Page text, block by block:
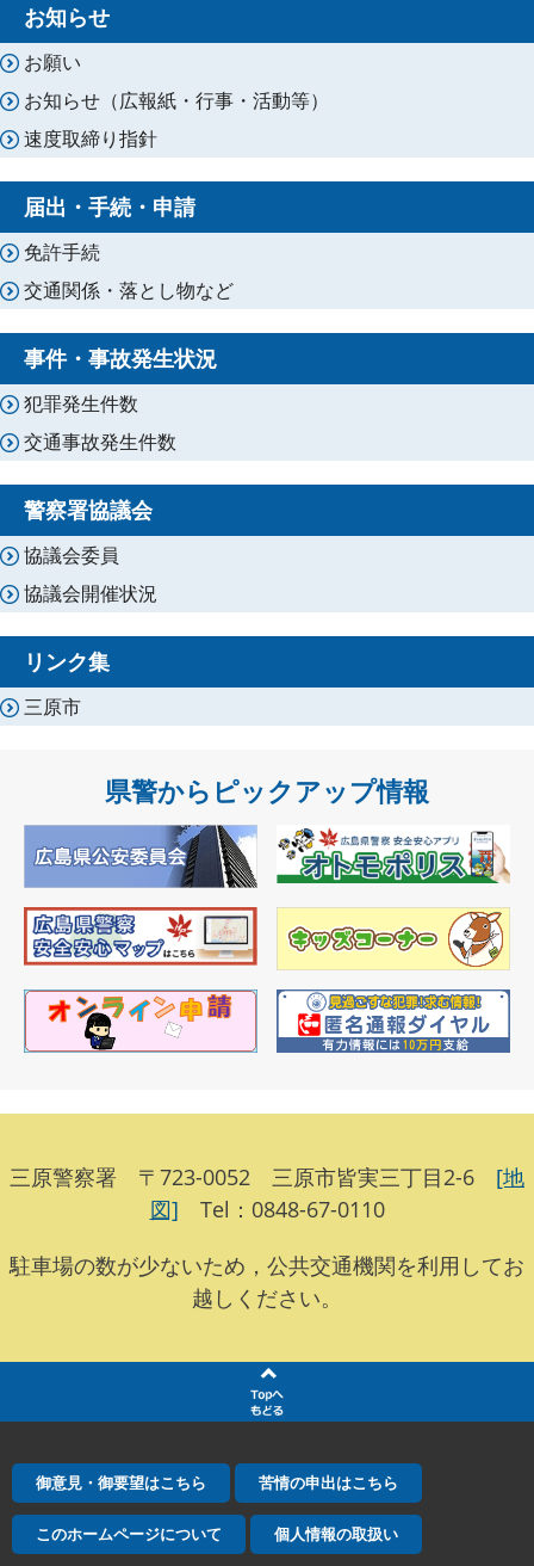
お知らせ
お願い
お知らせ（広報紙・行事・活動等）
速度取締り指針
届出・手続・申請
免許手続
交通関係・落とし物など
事件・事故発生状況
犯罪発生件数
交通事故発生件数
警察署協議会
協議会委員
協議会開催状況
リンク集
三原市
県警からピックアップ情報
三原警察署 〒723-0052 三原市皆実三丁目2-6 [地
図] Tel：0848-67-0110
駐車場の数が少ないため，公共交通機関を利用してお
越しください。
御意見・御要望はこちら 苦情の申出はこちら
このホームページについて 個人情報の取扱い